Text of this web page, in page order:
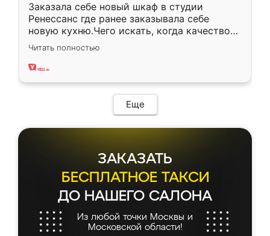
Заказала себе новый шкаф в студии
Ренессанс где ранее заказывала себе
новую кухню.Чего искать, когда качеством
вполне довольна. Служит кухня уже почти
два года, нареканий нет.
Читать полностью
Еще
ЗАКАЗАТЬ
БЕСПЛАТНОЕ ТАКСИ
ДО НАШЕГО САЛОНА
Из любой точки Москвы и
Московской области!